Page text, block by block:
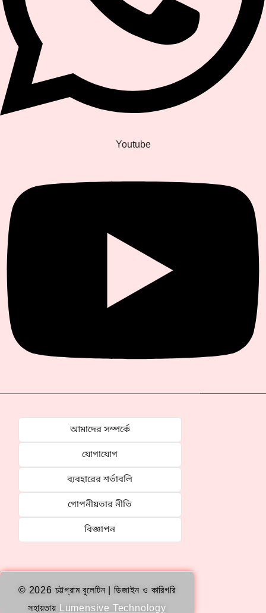
Youtube
আমাদের সম্পর্কে
যোগাযোগ
ব্যবহারের শর্তাবলি
গোপনীয়তার নীতি
বিজ্ঞাপন
© 2026 চট্টগ্রাম বুলেটিন | ডিজাইন ও কারিগরি
সহায়তায়
Lumensive Technology